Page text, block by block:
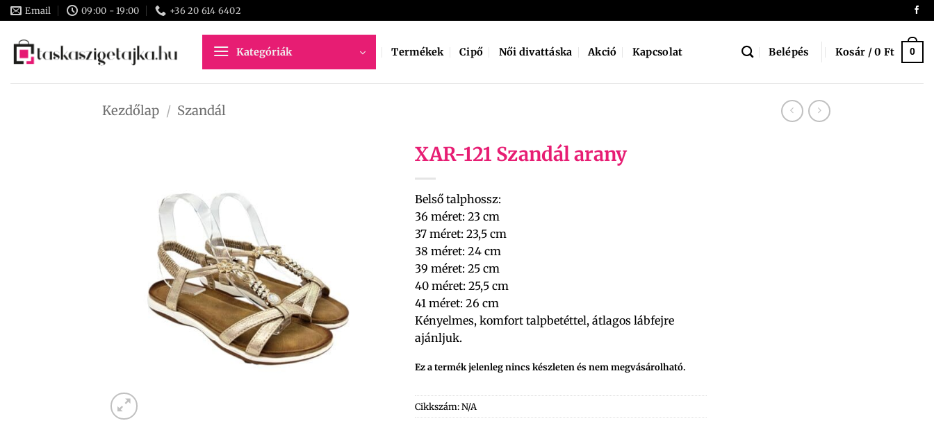
Skip
to
content
Email 09:00 - 19:00 +36 20 614 6402
Kategóriák Termékek Cipő Női divattáska Akció Kapcsolat Belépés Kosár /0 Ft 0
Kezdőlap / Szandál
XAR-121 Szandál arany
Belső talphossz:
36 méret: 23 cm
37 méret: 23,5 cm
38 méret: 24 cm
39 méret: 25 cm
40 méret: 25,5 cm
41 méret: 26 cm
Kényelmes, komfort talpbetéttel, átlagos lábfejre
ajánljuk.
Ez a termék jelenleg nincs készleten és nem megvásárolható.
Cikkszám:N/A